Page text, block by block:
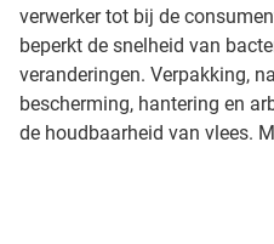
verwerker tot bij de
beperkt de snelheid van
veranderingen. Verpakking,
bescherming, hantering en
de houdbaarheid van vlees.